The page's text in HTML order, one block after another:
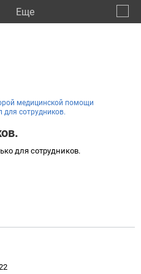
Eще
медицинской помощи
для сотрудников.
для сотрудников.